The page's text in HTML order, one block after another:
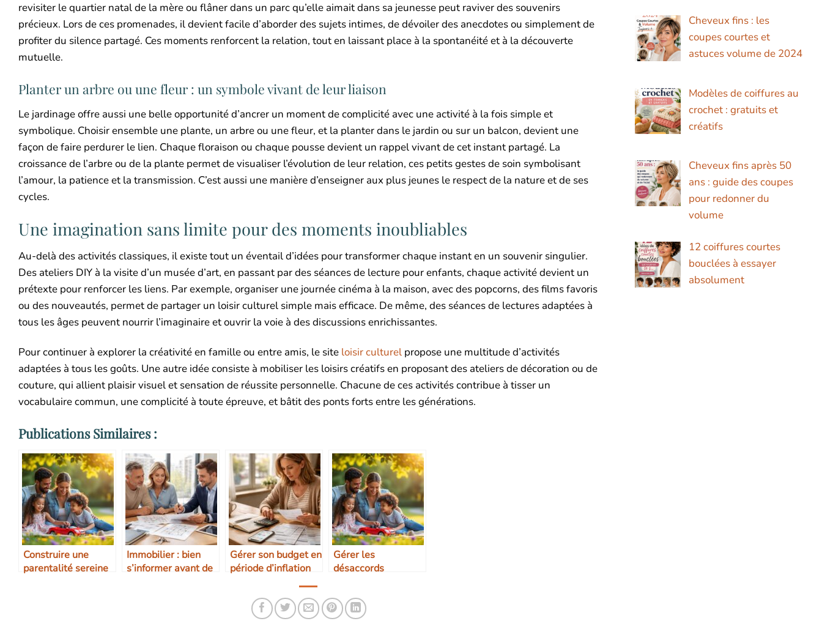
revisiter le quartier natal de la mère ou flâner dans un parc qu’elle aimait dans sa jeunesse peut raviver des souvenirs
précieux. Lors de ces promenades, il devient facile d’aborder des sujets intimes, de dévoiler des anecdotes ou simplement de
profiter du silence partagé. Ces moments renforcent la relation, tout en laissant place à la spontanéité et à la découverte
mutuelle.
Planter un arbre ou une fleur : un symbole vivant de leur liaison
Le jardinage offre aussi une belle opportunité d’ancrer un moment de complicité avec une activité à la fois simple et
symbolique. Choisir ensemble une plante, un arbre ou une fleur, et la planter dans le jardin ou sur un balcon, devient une
façon de faire perdurer le lien. Chaque floraison ou chaque pousse devient un rappel vivant de cet instant partagé. La
croissance de l’arbre ou de la plante permet de visualiser l’évolution de leur relation, ces petits gestes de soin symbolisant
l’amour, la patience et la transmission. C’est aussi une manière d’enseigner aux plus jeunes le respect de la nature et de ses
cycles.
Une imagination sans limite pour des moments inoubliables
Au-delà des activités classiques, il existe tout un éventail d’idées pour transformer chaque instant en un souvenir singulier.
Des ateliers DIY à la visite d’un musée d’art, en passant par des séances de lecture pour enfants, chaque activité devient un
prétexte pour renforcer les liens. Par exemple, organiser une journée cinéma à la maison, avec des popcorns, des films favoris
ou des nouveautés, permet de partager un loisir culturel simple mais efficace. De même, des séances de lectures adaptées à
tous les âges peuvent nourrir l’imaginaire et ouvrir la voie à des discussions enrichissantes.
Pour continuer à explorer la créativité en famille ou entre amis, le site loisir culturel propose une multitude d’activités
adaptées à tous les goûts. Une autre idée consiste à mobiliser les loisirs créatifs en proposant des ateliers de décoration ou de
couture, qui allient plaisir visuel et sensation de réussite personnelle. Chacune de ces activités contribue à tisser un
vocabulaire commun, une complicité à toute épreuve, et bâtit des ponts forts entre les générations.
Publications Similaires :
Construire une
parentalité sereine
Immobilier : bien
s’informer avant de
Gérer son budget en
période d’inflation
Gérer les
désaccords
parents
Cheveux fins : les
coupes courtes et
astuces volume de 2024
Modèles de coiffures au
crochet : gratuits et
créatifs
Cheveux fins après 50
ans : guide des coupes
pour redonner du
volume
12 coiffures courtes
bouclées à essayer
absolument